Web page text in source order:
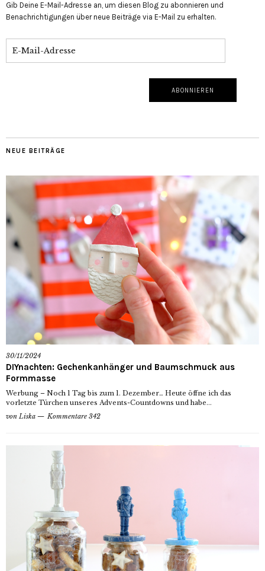
Gib Deine E-Mail-Adresse an, um diesen Blog zu abonnieren und
Benachrichtigungen über neue Beiträge via E-Mail zu erhalten.
NEUE BEITRÄGE
30/11/2024
DIYnachten: Gechenkanhänger und Baumschmuck aus
Formmasse
Werbung – Noch 1 Tag bis zum 1. Dezember… Heute öffne ich das
vorletzte Türchen unseres Advents-Countdowns und habe...
von Liska Kommentare 342